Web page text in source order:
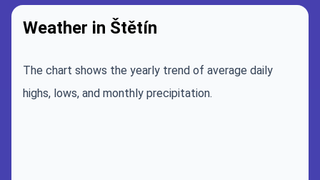
Weather in Štětín
The chart shows the yearly trend of average daily
highs, lows, and monthly precipitation.